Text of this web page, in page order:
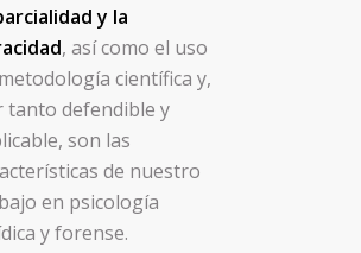
y la
, así como el uso
científica y,
tanto defendible y
son las
de nuestro
en psicología
y forense.